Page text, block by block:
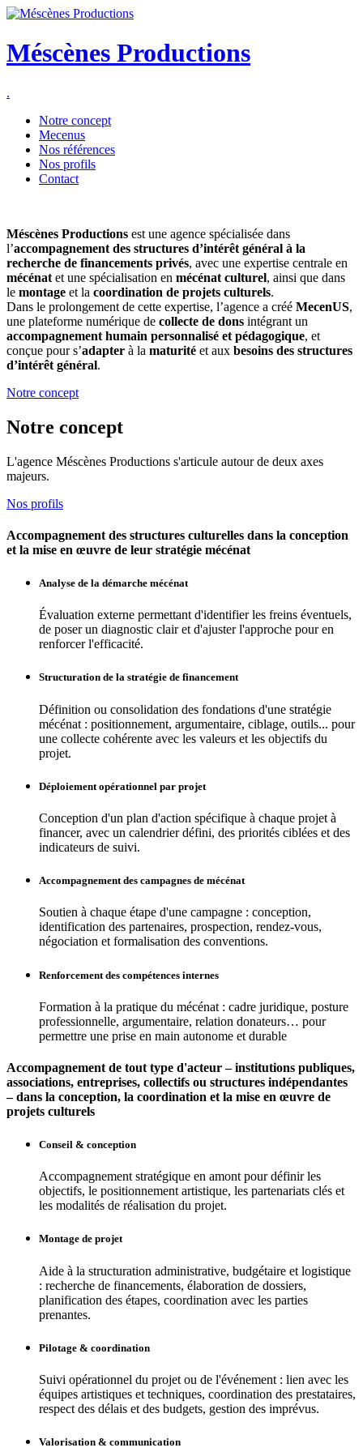
Méscènes Productions
.
Notre concept
Mecenus
Nos références
Nos profils
Contact
Méscènes Productions est une agence spécialisée dans
l’accompagnement des structures d’intérêt général à la
recherche de financements privés, avec une expertise centrale en
mécénat et une spécialisation en mécénat culturel, ainsi que dans
le montage et la coordination de projets culturels.
Dans le prolongement de cette expertise, l’agence a créé MecenUS,
une plateforme numérique de collecte de dons intégrant un
accompagnement humain personnalisé et pédagogique, et
conçue pour s’adapter à la maturité et aux besoins des structures
d’intérêt général.
Notre concept
Notre concept
L'agence Méscènes Productions s'articule autour de deux axes
majeurs.
Nos profils
Accompagnement des structures culturelles dans la conception
et la mise en œuvre de leur stratégie mécénat
Analyse de la démarche mécénat
Évaluation externe permettant d'identifier les freins éventuels,
de poser un diagnostic clair et d'ajuster l'approche pour en
renforcer l'efficacité.
Structuration de la stratégie de financement
Définition ou consolidation des fondations d'une stratégie
mécénat : positionnement, argumentaire, ciblage, outils... pour
une collecte cohérente avec les valeurs et les objectifs du
projet.
Déploiement opérationnel par projet
Conception d'un plan d'action spécifique à chaque projet à
financer, avec un calendrier défini, des priorités ciblées et des
indicateurs de suivi.
Accompagnement des campagnes de mécénat
Soutien à chaque étape d'une campagne : conception,
identification des partenaires, prospection, rendez-vous,
négociation et formalisation des conventions.
Renforcement des compétences internes
Formation à la pratique du mécénat : cadre juridique, posture
professionnelle, argumentaire, relation donateurs… pour
permettre une prise en main autonome et durable
Accompagnement de tout type d'acteur – institutions publiques,
associations, entreprises, collectifs ou structures indépendantes
– dans la conception, la coordination et la mise en œuvre de
projets culturels
Conseil & conception
Accompagnement stratégique en amont pour définir les
objectifs, le positionnement artistique, les partenariats clés et
les modalités de réalisation du projet.
Montage de projet
Aide à la structuration administrative, budgétaire et logistique
: recherche de financements, élaboration de dossiers,
planification des étapes, coordination avec les parties
prenantes.
Pilotage & coordination
Suivi opérationnel du projet ou de l'événement : lien avec les
équipes artistiques et techniques, coordination des prestataires,
respect des délais et des budgets, gestion des imprévus.
Valorisation & communication